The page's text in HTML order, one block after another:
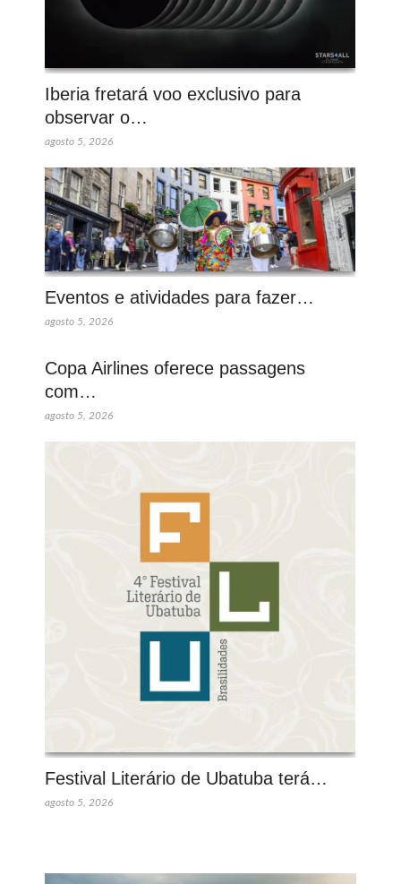
Iberia fretará voo exclusivo para
observar o…
agosto 5, 2026
Eventos e atividades para fazer…
agosto 5, 2026
Copa Airlines oferece passagens
com…
agosto 5, 2026
Festival Literário de Ubatuba terá…
agosto 5, 2026